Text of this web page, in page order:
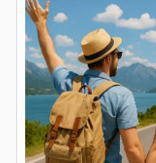
Resort
Tui.com
DE